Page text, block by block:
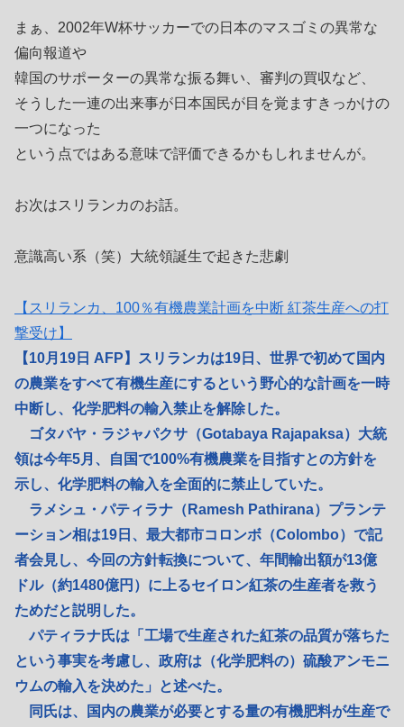
まぁ、2002年W杯サッカーでの日本のマスゴミの異常な
偏向報道や
韓国のサポーターの異常な振る舞い、審判の買収など、
そうした一連の出来事が日本国民が目を覚ますきっかけの
一つになった
という点ではある意味で評価できるかもしれませんが。
お次はスリランカのお話。
意識高い系（笑）大統領誕生で起きた悲劇
【スリランカ、100％有機農業計画を中断 紅茶生産への打
撃受け】
【10月19日 AFP】スリランカは19日、世界で初めて国内
の農業をすべて有機生産にするという野心的な計画を一時
中断し、化学肥料の輸入禁止を解除した。
ゴタバヤ・ラジャパクサ（Gotabaya Rajapaksa）大統
領は今年5月、自国で100%有機農業を目指すとの方針を
示し、化学肥料の輸入を全面的に禁止していた。
ラメシュ・パティラナ（Ramesh Pathirana）プランテ
ーション相は19日、最大都市コロンボ（Colombo）で記
者会見し、今回の方針転換について、年間輸出額が13億
ドル（約1480億円）に上るセイロン紅茶の生産者を救う
ためだと説明した。
パティラナ氏は「工場で生産された紅茶の品質が落ちた
という事実を考慮し、政府は（化学肥料の）硫酸アンモニ
ウムの輸入を決めた」と述べた。
同氏は、国内の農業が必要とする量の有機肥料が生産で